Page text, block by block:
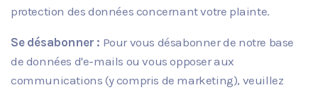
protection des données concernant votre plainte.
Se désabonner : Pour vous désabonner de notre base
de données d'e-mails ou vous opposer aux
communications (y compris de marketing), veuillez